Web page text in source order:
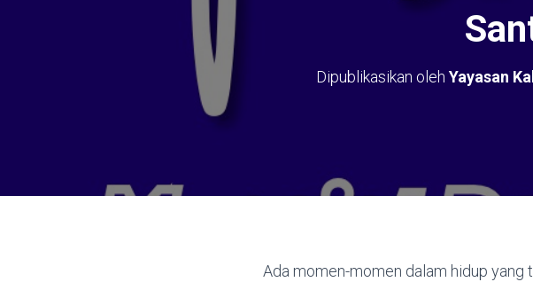
Dipublikasikan oleh Yayasan
Ada momen-momen dalam hidup yang